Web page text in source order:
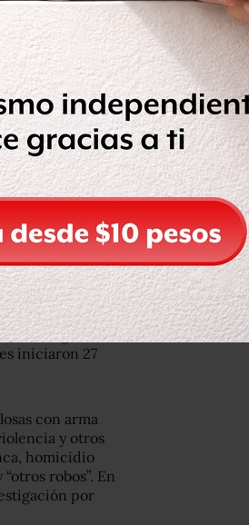
las
años no
en las
CNDH advierte
por delitos
familiar.
de Seguridad
iniciaron 27
con arma
y otros
homicidio
robos”. En
por